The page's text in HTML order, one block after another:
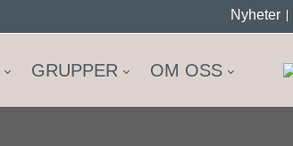
Nyheter
GRUPPER OM OSS